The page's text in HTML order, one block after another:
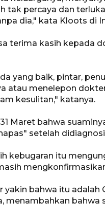
tak percaya dan
dia," kata Kloots di
terima kasih kepada
yang baik, pintar,
atau menelepon
kesulitan," katanya.
Maret bahwa
setelah
kebugaran itu
yakin bahwa itu adalah
menambahkan bahwa